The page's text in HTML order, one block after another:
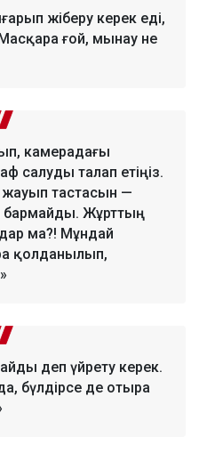
жіберу керек еді,
ғой, мынау не
камерадағы
салуды талап етіңіз.
тастасын —
бармайды. Жұрттың
ма?! Мұндай
қолданылып,
деп үйрету керек.
бүлдірсе де отыра